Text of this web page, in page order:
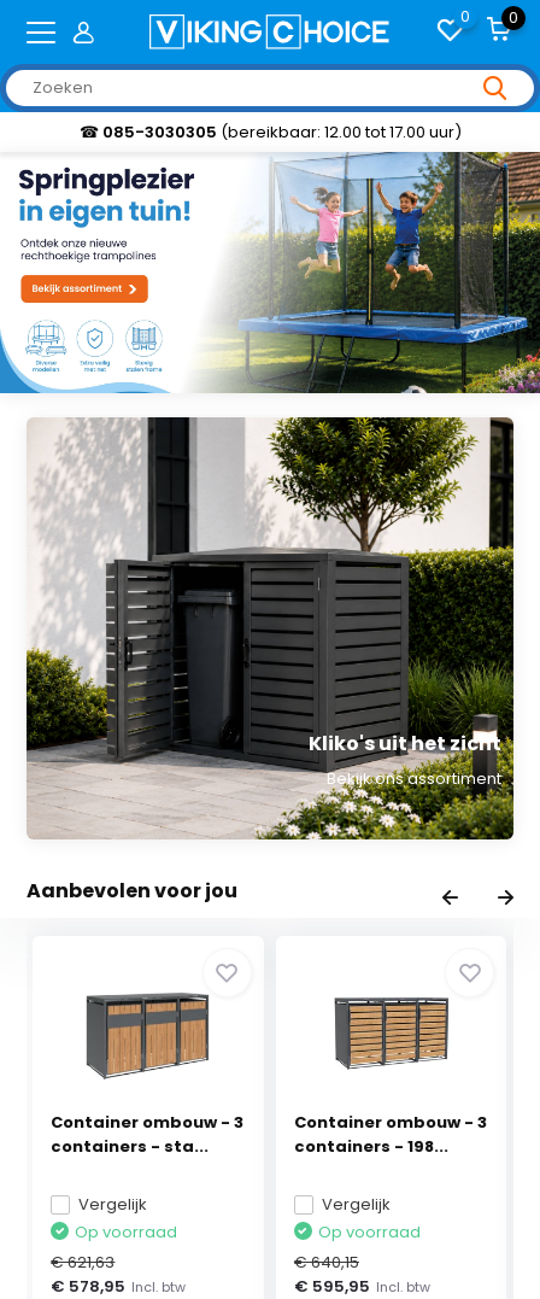
0 0
Klantbeoordeling 9,2/10
Kliko's uit het zicht
Bekijk ons assortiment
Aanbevolen voor jou
Container ombouw - 3
containers - sta...
Vergelijk
Op voorraad
€ 621,63
€ 578,95 Incl. btw
Container ombouw - 3
containers - 198...
Vergelijk
Op voorraad
€ 640,15
€ 595,95 Incl. btw